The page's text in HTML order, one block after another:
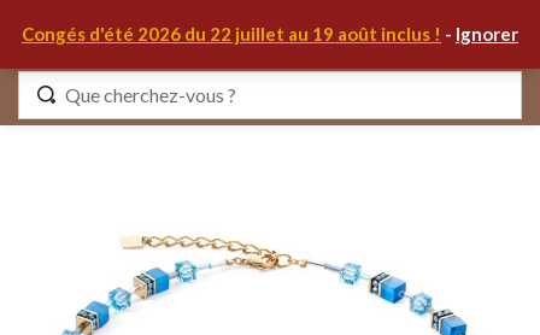
Congés d'été 2026 du 22 juillet au 19 août inclus ! - Ignorer
Identifiez-vous
Se souvenir de moi Mot de passe oublié ?